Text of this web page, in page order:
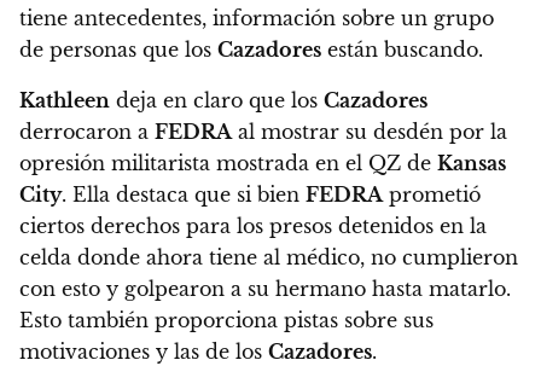
tiene antecedentes, información sobre un grupo
de personas que los Cazadores están buscando.
Kathleen deja en claro que los Cazadores
derrocaron a FEDRAal mostrar su desdén por la
opresión militarista mostrada en el QZ de Kansas
City. Ella destaca que si bien FEDRAprometió
ciertos derechos para los presos detenidos en la
celda donde ahora tiene al médico, no cumplieron
con esto y golpearon a su hermano hasta matarlo.
Esto también proporciona pistas sobre sus
motivaciones y las de los Cazadores.